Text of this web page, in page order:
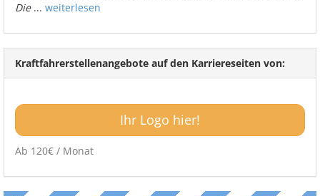
Die... weiterlesen
Kraftfahrerstellenangebote auf den Karriereseiten von:
Ihr Logo hier!
Ab 120€ / Monat